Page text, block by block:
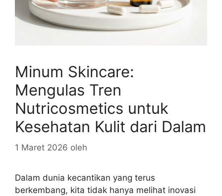
Minum Skincare:
Mengulas Tren
Nutricosmetics untuk
Kesehatan Kulit dari Dalam
1 Maret 2026 oleh
Dalam dunia kecantikan yang terus
berkembang, kita tidak hanya melihat inovasi